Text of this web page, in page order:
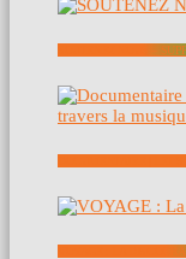
SOUTENEZ NOUS –
DOCUMENTAIRE |
VOYAGE : LA